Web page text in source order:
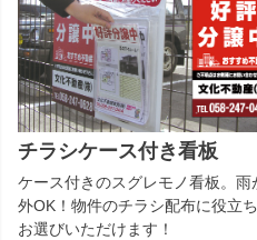
チラシケース付き看板
ケース付きのスグレモノ看板。
外OK！物件のチラシ配布に役立
お選びいただけます！